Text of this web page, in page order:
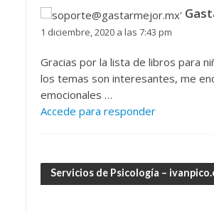
1 diciembre, 2020 a las 7:43 pm
Gracias por la lista de libros para
los temas son interesantes, me
emocionales …
Accede para responder
Servicios de Psicología –